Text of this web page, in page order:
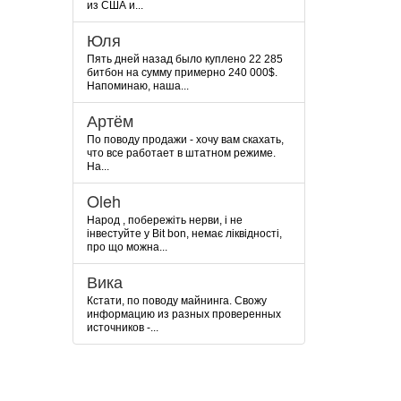
из США и...
Юля
Пять дней назад было куплено 22 285
битбон на сумму примерно 240 000$.
Напоминаю, наша...
Артём
По поводу продажи - хочу вам скахать,
что все работает в штатном режиме.
На...
Oleh
Народ , побережіть нерви, і не
інвестуйте у Bit bon, немає ліквідності,
про що можна...
Вика
Кстати, по поводу майнинга. Свожу
информацию из разных проверенных
источников -...